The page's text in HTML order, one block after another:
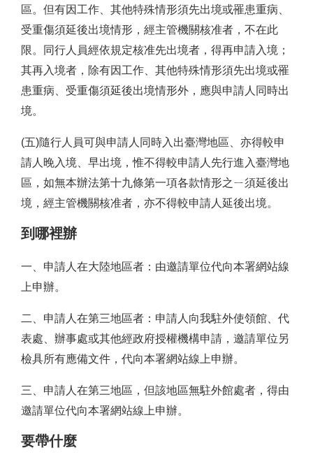
區。但有因工作、其他特殊情形須先出境或罹患重病、
受重傷須延後出境情形，經主管機關核准者，不在此
限。同行人員經依規定核准先出境者，得再申請入境；
其再入境者，除有因工作、其他特殊情形須先出境或罹
患重病、受重傷須延後出境情形外，應與申請人同時出
境。
(五)隨行人員可與申請人同時入出臺灣地區、亦得較申
請人晚入境、早出境，惟不得較申請人先行進入臺灣地
區，如無本辦法第十九條第一項各款情形之ㄧ須延後出
境，經主管機關核准者，亦不得較申請人延後出境。
到哪裡辦
一、申請人在大陸地區者：由邀請單位代向本署網站線
上申辦。
二、申請人在第三地區者：申請人向我駐外使領館、代
表處、辦事處或其他經政府授權機構申請，邀請單位另
檢具所有應備文件，代向本署網站線上申辦。
三、申請人在第三地區，但該地區無駐外館處者，得由
邀請單位代向本署網站線上申辦。
要帶什麼